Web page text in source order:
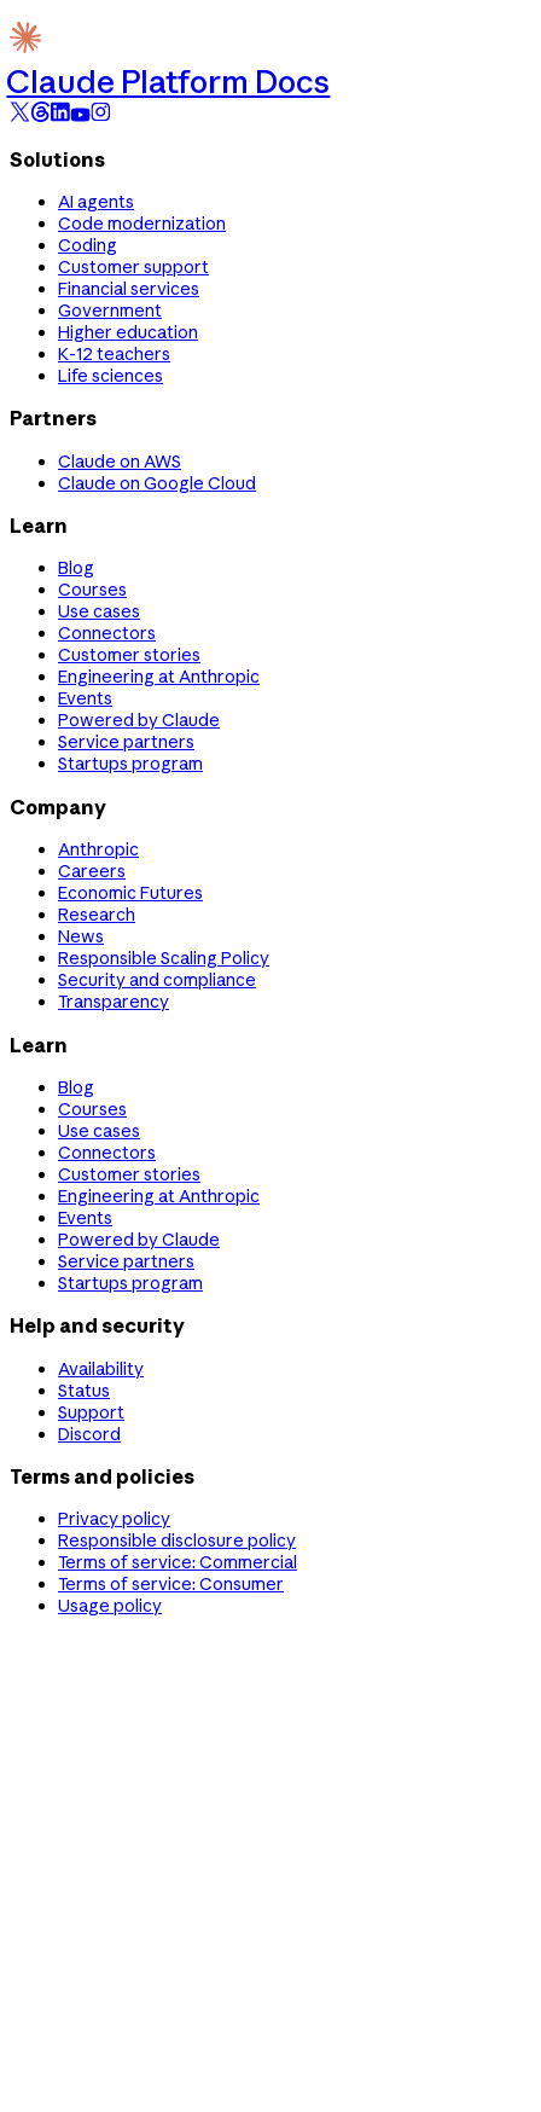
Claude Platform Docs
Solutions
AI agents
Code modernization
Coding
Customer support
Financial services
Government
Higher education
K-12 teachers
Life sciences
Partners
Claude on AWS
Claude on Google Cloud
Learn
Blog
Courses
Use cases
Connectors
Customer stories
Engineering at Anthropic
Events
Powered by Claude
Service partners
Startups program
Company
Anthropic
Careers
Economic Futures
Research
News
Responsible Scaling Policy
Security and compliance
Transparency
Learn
Blog
Courses
Use cases
Connectors
Customer stories
Engineering at Anthropic
Events
Powered by Claude
Service partners
Startups program
Help and security
Availability
Status
Support
Discord
Terms and policies
Privacy policy
Responsible disclosure policy
Terms of service: Commercial
Terms of service: Consumer
Usage policy